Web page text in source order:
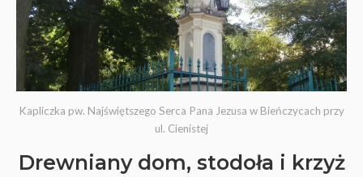
Kapliczka pw. Najświętszego Serca Pana Jezusa w Bieńczycach przy
ul. Cienistej
Drewniany dom, stodoła i krzyż